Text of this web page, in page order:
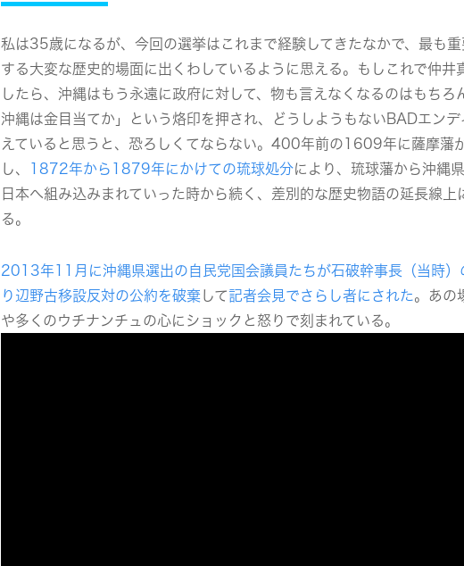
私は35歳になるが、今回の選挙はこれまで経験してきたなかで、最も
する大変な歴史的場面に出くわしているように思える。もしこれで仲井
したら、沖縄はもう永遠に政府に対して、物も言えなくなるのはもちろ
沖縄は金目当てか」という烙印を押され、どうしようもないBADエンデ
えていると思うと、恐ろしくてならない。400年前の1609年に薩摩藩
し、
1872年から1879年にかけての琉球処分により、琉球藩から沖縄
日本へ組み込みまれていった時から続く、差別的な歴史物語の延長線上
る。
2013年11月に沖縄県選出の自民党国会議員たちが石破幹事長（当時）
り辺野古移設反対の公約を破棄して記者会見でさらし者にされた。あの
や多くのウチナンチュの心にショックと怒りで刻まれている。